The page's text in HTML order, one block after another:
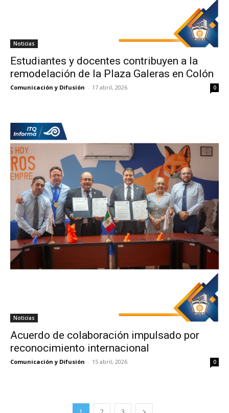
Noticias
Estudiantes y docentes contribuyen a la
remodelación de la Plaza Galeras en Colón
Comunicación y Difusión - 17 abril, 2026 0
Noticias
Acuerdo de colaboración impulsado por
reconocimiento internacional
Comunicación y Difusión - 15 abril, 2026 0